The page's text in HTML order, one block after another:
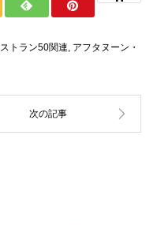
トラン50関連, アフタヌーン・